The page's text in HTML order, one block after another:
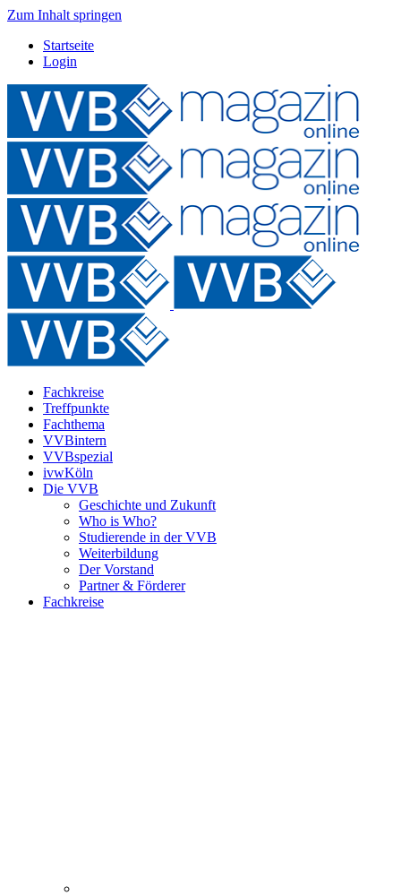
Zum Inhalt springen
Startseite
Login
Fachkreise
Treffpunkte
Fachthema
VVBintern
VVBspezial
ivwKöln
Die VVB
Geschichte und Zukunft
Who is Who?
Studierende in der VVB
Weiterbildung
Der Vorstand
Partner & Förderer
Fachkreise